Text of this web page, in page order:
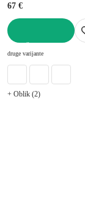
67 €
druge varijante
+ Oblik (2)